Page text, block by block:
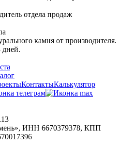
отдела продаж
камня от производителя.
дней.
КонтактыКалькулятор
ИНН 6670379378, КПП